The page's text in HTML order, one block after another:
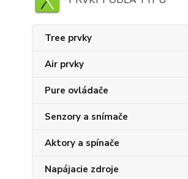
Tree prvky
Air prvky
Pure ovládače
Senzory a snímače
Aktory a spínače
Napájacie zdroje